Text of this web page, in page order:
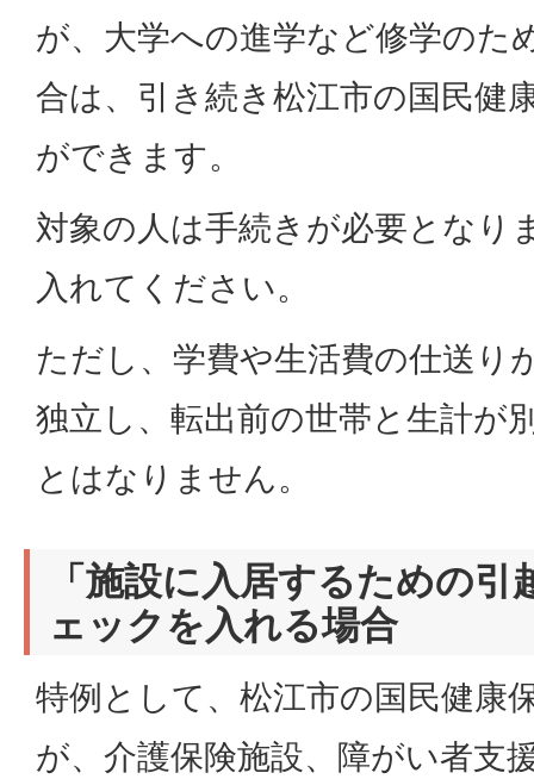
が、大学への進学など修学のた
合は、引き続き松江市の国民健
ができます。
対象の人は手続きが必要となり
入れてください。
ただし、学費や生活費の仕送り
独立し、転出前の世帯と生計が
とはなりません。
「施設に入居するための
ェックを入れる場合
特例として、松江市の国民健康
が、介護保険施設、障がい者支